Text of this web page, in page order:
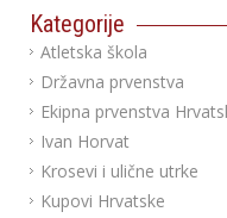
Kategorije
Atletska škola
Državna prvenstva
Ekipna prvenstva
Ivan Horvat
Krosevi i ulične utrke
Kupovi Hrvatske